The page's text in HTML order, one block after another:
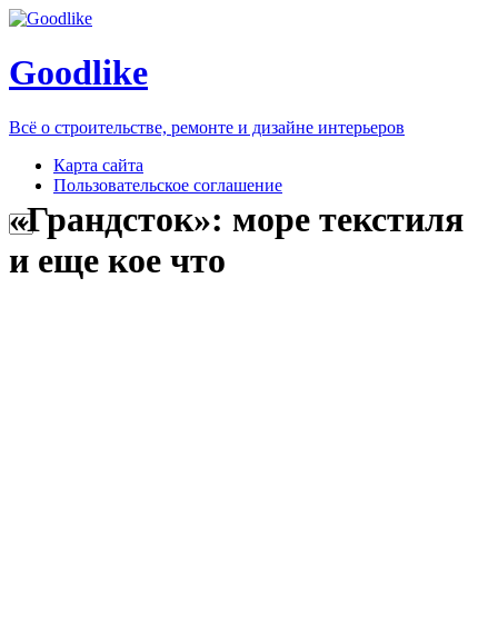
Goodlike
Всё о строительстве, ремонте и дизайне интерьеров
Карта сайта
Пользовательское соглашение
«Грандсток»: море текстиля
и еще кое что